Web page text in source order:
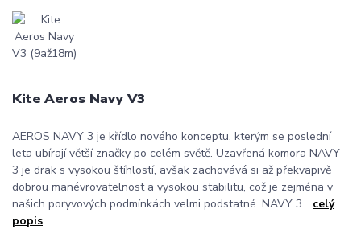
Kite Aeros Navy V3
AEROS NAVY 3 je křídlo nového konceptu, kterým se poslední
leta ubírají větší značky po celém světě. Uzavřená komora NAVY
3 je drak s vysokou štíhlostí, avšak zachovává si až překvapivě
dobrou manévrovatelnost a vysokou stabilitu, což je zejména v
našich poryvových podmínkách velmi podstatné. NAVY 3... celý
popis